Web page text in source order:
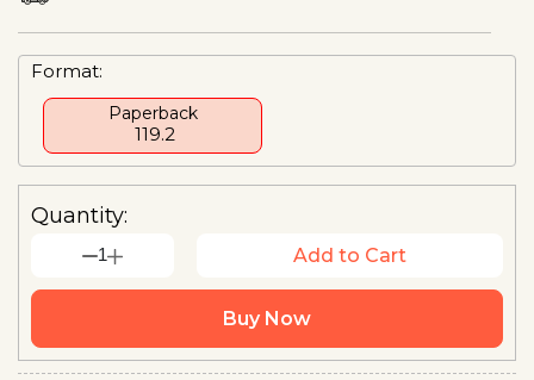
Format:
Paperback
₹ 119.2
Quantity:
1 Add to Cart
Buy Now